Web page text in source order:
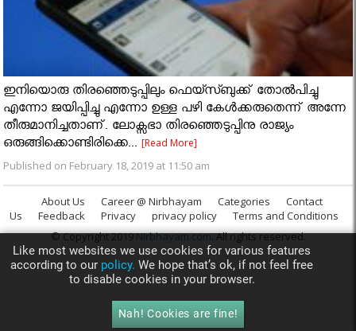
ഇനിയൊരു തിരഞ്ഞെടുപ്പിലും ഫെയ്സ്ബുക്ക് തോൽപിച്ചു
എന്നോ ജയിപ്പിച്ചു എന്നോ ഉള്ള പഴി കേൾക്കരുതെന്ന് അന്നേ
തീരുമാനിച്ചതാണ്. ലോക്സഭാ തിരഞ്ഞെടുപ്പിനു രാജ്യം
ഒരുങ്ങിക്കൊണ്ടിരിക്കെ...[Read More]
Published on February 18, 2019 at 11:50 am
About Us Career @ Nirbhayam Categories
Contact
Us
Feedback Privacy privacy policy
Terms and Conditions
© Copyright 2019Nirbhayam.com. All rights reserved.
Like most websites we use cookies for various features
according to our policy. We hope that’s ok, if not feel free
to disable cookies in your browser.
Nah! Cookies are fine!